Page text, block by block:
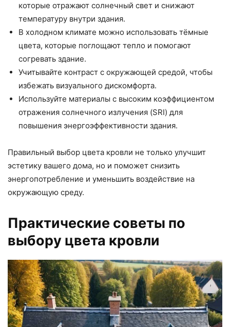
которые отражают солнечный свет и снижают
температуру внутри здания.
В холодном климате можно использовать тёмные
цвета, которые поглощают тепло и помогают
согревать здание.
Учитывайте контраст с окружающей средой, чтобы
избежать визуального дискомфорта.
Используйте материалы с высоким коэффициентом
отражения солнечного излучения (SRI) для
повышения энергоэффективности здания.
Правильный выбор цвета кровли не только улучшит
эстетику вашего дома, но и поможет снизить
энергопотребление и уменьшить воздействие на
окружающую среду.
Практические советы по
выбору цвета кровли